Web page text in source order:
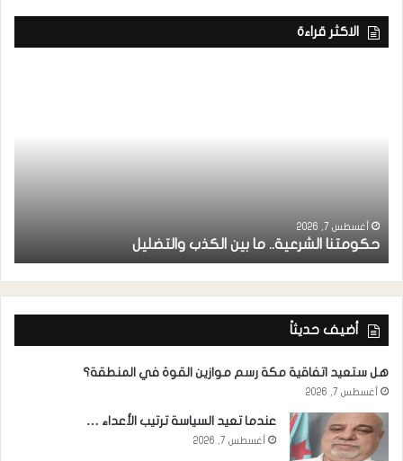
الاكثر قراءة
أغسطس 7, 2026
حكومتنا الشرعية.. ما بين الكذب والتضليل
أضيف حديثاً
هل ستعيد اتفاقية مكة رسم موازين القوة في المنطقة؟
أغسطس 7, 2026
عندما تعيد السياسة ترتيب الأعداء …
أغسطس 7, 2026